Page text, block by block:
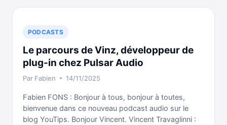
MATÉRIEL
PODCASTS
Le parcours de Vinz, développeur de
plug-in chez Pulsar Audio
Par Fabien 14/11/2025
Fabien FONS : Bonjour à tous, bonjour à toutes,
bienvenue dans ce nouveau podcast audio sur le
blog YouTips. Bonjour Vincent. Vincent Travaglinni :